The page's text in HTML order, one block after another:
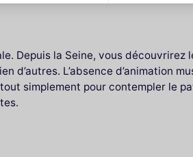
Depuis la Seine, vous découvrirez
d’autres. L’absence d’animation
simplement pour contempler le